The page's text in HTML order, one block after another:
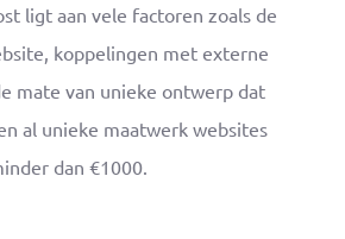
ligt aan vele factoren zoals de
koppelingen met externe
mate van unieke ontwerp dat
al unieke maatwerk websites
dan €1000.